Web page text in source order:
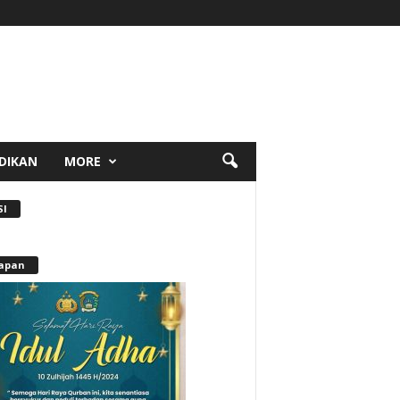
MORE